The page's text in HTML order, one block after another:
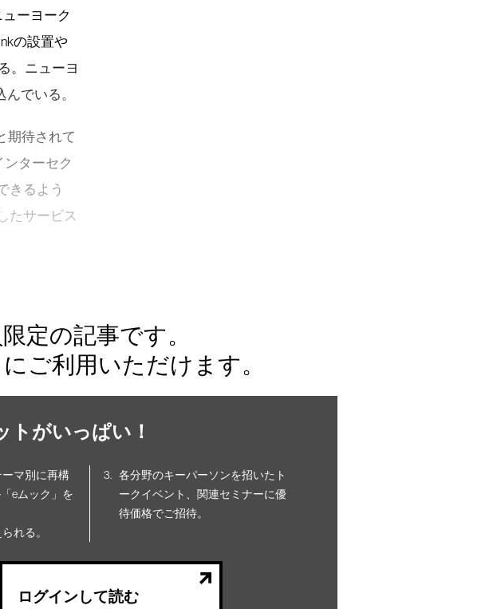
ーヨーク
の設置や
。ニューヨ
でいる。
期待されて
ターセク
きるよう
たサービス
定の記事です。
ご利用いただけます。
トがいっぱい！
マ別に再構
eムック」を
れる。
各分野のキーパーソンを招いたト
ークイベント、関連セミナーに優
待価格でご招待。
ログインして読む